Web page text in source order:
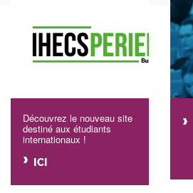
Découvrez le nouveau site
destiné aux étudiants
internationaux !
ICI